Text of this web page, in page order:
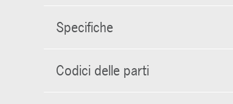
Specifiche
Codici delle parti